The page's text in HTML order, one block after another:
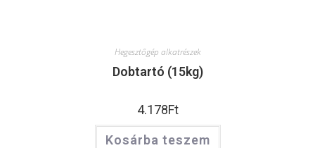
Hegesztőgép alkatrészek
Dobtartó (15kg)
4.178Ft
Kosárba teszem